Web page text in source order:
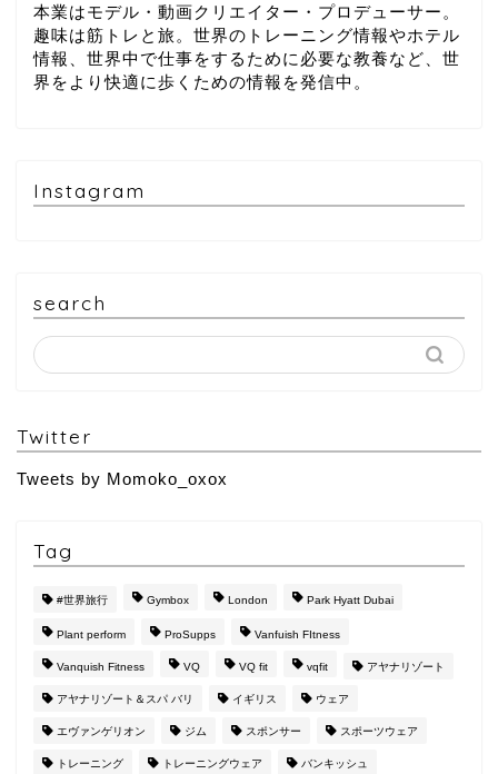
本業はモデル・動画クリエイター・プロデューサー。
趣味は筋トレと旅。世界のトレーニング情報やホテル
情報、世界中で仕事をするために必要な教養など、世
界をより快適に歩くための情報を発信中。
Instagram
search
Twitter
Tweets by Momoko_oxox
Tag
#世界旅行 Gymbox London Park Hyatt Dubai
Plant perform ProSupps Vanfuish FItness
Vanquish Fitness VQ VQ fit vqfit アヤナリゾート
アヤナリゾート＆スパ バリ イギリス ウェア
エヴァンゲリオン ジム スポンサー スポーツウェア
トレーニング トレーニングウェア バンキッシュ